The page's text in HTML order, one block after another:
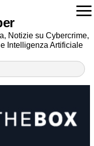
Notizie su Cybercrime,
Intelligenza Artificiale